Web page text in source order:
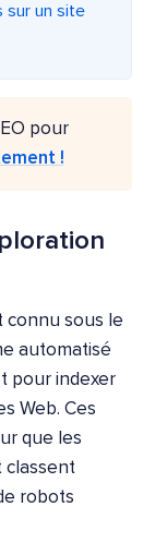
sur un site
pour
!
connu sous le
automatisé
pour indexer
Web. Ces
que les
classent
robots